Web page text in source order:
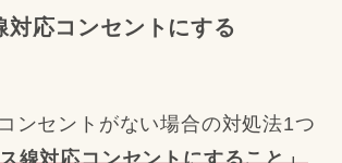
対応コンセントにする
ンセントがない場合の対処法1つ